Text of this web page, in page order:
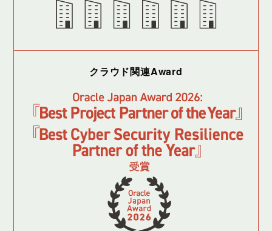
クラウド関連Award